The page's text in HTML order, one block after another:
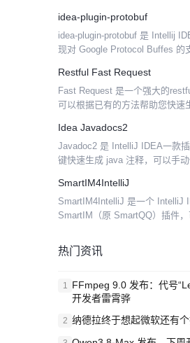
idea-plugin-protobuf
idea-plugin-protobuf 是 Intellij
现对 Google Protocol Buffes 的
Restful Fast Request
Fast Request 是一个强大的
可以根据已有的方法帮助您快速
Idea Javadocs2
Javadoc2 是 IntelliJ IDEA一款
键快速生成 java 注释，可以手
文件生成全部注释...
SmartIM4IntelliJ
SmartIM4IntelliJ 是一个 IntelliJ
SmartIM（原 SmartQQ）插件
文...
热门资讯
1 FFmpeg 9.0 发布：代号
开发者雷霄骅
2 纳德拉终于想起微软还有